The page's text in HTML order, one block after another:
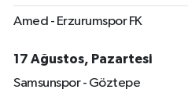
Amed - Erzurumspor FK
17 Ağustos, Pazartesi
Samsunspor - Göztepe